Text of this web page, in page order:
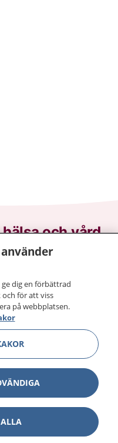
och vård
och information om
du kan kontakta.
och göra dina
1177 för
bättre.
Visa
Visa
dig en förbättrad
för att viss
på webbplatsen.